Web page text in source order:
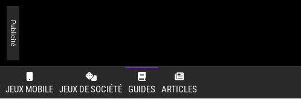
JEUX MOBILE JEUX DE SOCIÉTÉ GUIDES ARTICLES
Publicité